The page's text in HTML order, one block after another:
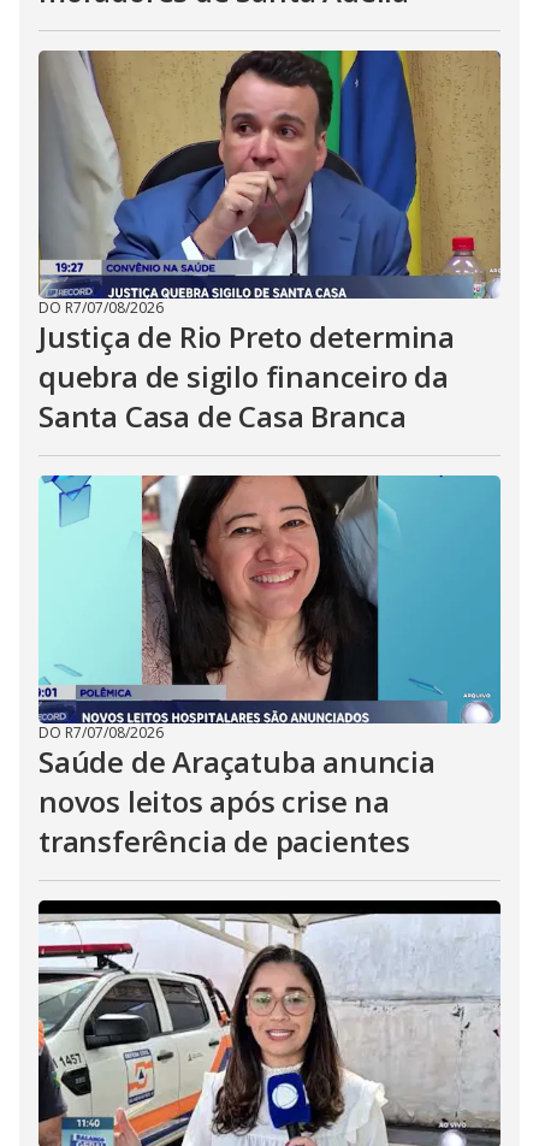
DO R7/07/08/2026
Justiça de Rio Preto determina
quebra de sigilo financeiro da
Santa Casa de Casa Branca
DO R7/07/08/2026
Saúde de Araçatuba anuncia
novos leitos após crise na
transferência de pacientes